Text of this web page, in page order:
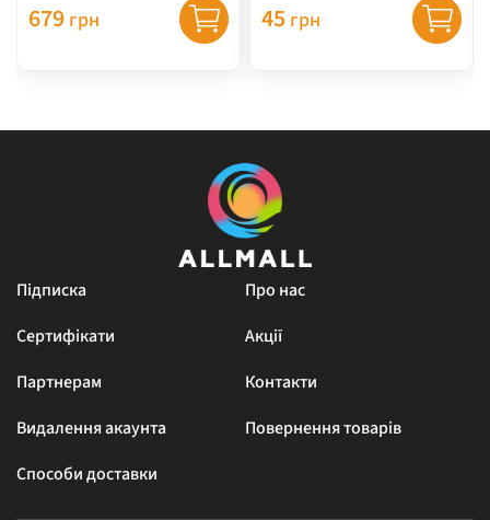
679 грн 45 грн
Підписка
Про нас
Сертифікати
Акції
Партнерам
Контакти
Видалення акаунта
Повернення товарів
Способи доставки